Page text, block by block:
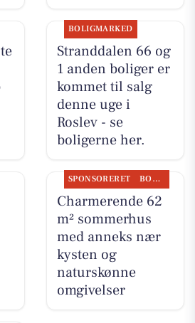
BOLIGMARKED
Stranddalen 66 og
1 anden boliger er
kommet til salg
denne uge i
Roslev - se
boligerne her.
SPONSORERET BOLIGMARKED
Charmerende 62
m² sommerhus
med anneks nær
kysten og
naturskønne
omgivelser